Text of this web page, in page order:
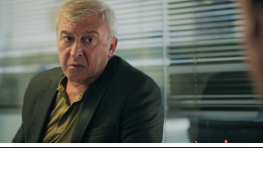
La historia está de lo más interesante y cada vez
lo estará más.¡No te pierdas el próximo
capítulo deSecretos de familiael próximo
domingo a las 22h!
Ceylin Erguvan
Antena 3 » Series » Secretos de familia » Noticias